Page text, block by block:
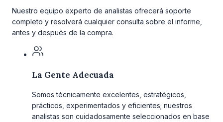
Nuestro equipo experto de analistas ofrecerá soporte
completo y resolverá cualquier consulta sobre el informe,
antes y después de la compra.
La Gente Adecuada
Somos técnicamente excelentes, estratégicos,
prácticos, experimentados y eficientes; nuestros
analistas son cuidadosamente seleccionados en base